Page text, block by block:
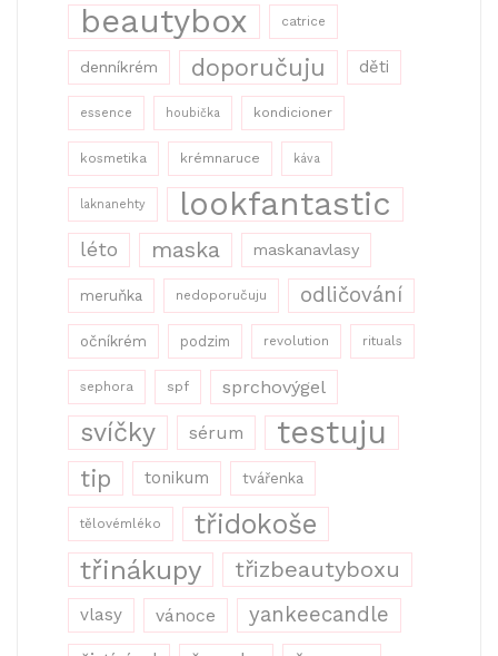
beautybox catrice
denníkrém doporučuju děti
essence houbička kondicioner
kosmetika krémnaruce káva
laknanehty lookfantastic
léto maska maskanavlasy
meruňka nedoporučuju odličování
očníkrém podzim revolution rituals
sephora spf sprchovýgel
svíčky sérum testuju
tip tonikum tvářenka
tělovémléko
třidokoše
třinákupy
třizbeautyboxu
vlasy vánoce yankeecandle